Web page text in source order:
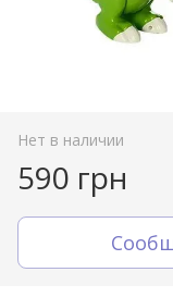
Нет в наличии
590 грн